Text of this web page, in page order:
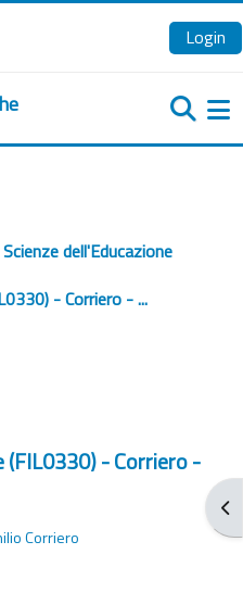
Login
dell'Educazione
- Corriero - ...
- Corriero -
Corriero